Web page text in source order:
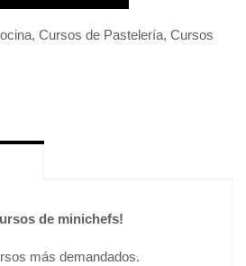
, Cursos de Pastelería, Cursos
de minichefs!
más demandados.